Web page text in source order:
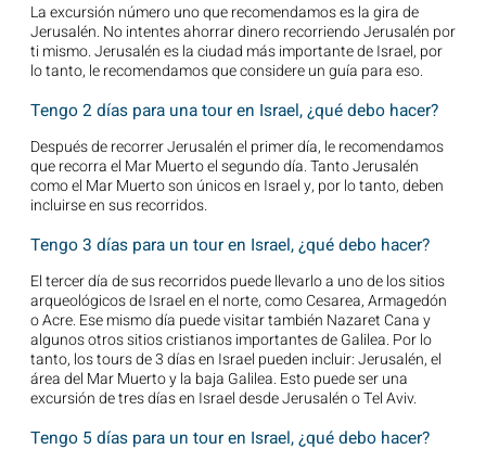
La excursión número uno que recomendamos es la gira de
Jerusalén. No intentes ahorrar dinero recorriendo Jerusalén por
ti mismo. Jerusalén es la ciudad más importante de Israel, por
lo tanto, le recomendamos que considere un guía para eso.
Tengo 2 días para una tour en Israel, ¿qué debo hacer?
Después de recorrer Jerusalén el primer día, le recomendamos
que recorra el Mar Muerto el segundo día. Tanto Jerusalén
como el Mar Muerto son únicos en Israel y, por lo tanto, deben
incluirse en sus recorridos.
Tengo 3 días para un tour en Israel, ¿qué debo hacer?
El tercer día de sus recorridos puede llevarlo a uno de los sitios
arqueológicos de Israel en el norte, como Cesarea, Armagedón
o Acre. Ese mismo día puede visitar también Nazaret Cana y
algunos otros sitios cristianos importantes de Galilea. Por lo
tanto, los tours de 3 días en Israel pueden incluir: Jerusalén, el
área del Mar Muerto y la baja Galilea. Esto puede ser una
excursión de tres días en Israel desde Jerusalén o Tel Aviv.
Tengo 5 días para un tour en Israel, ¿qué debo hacer?